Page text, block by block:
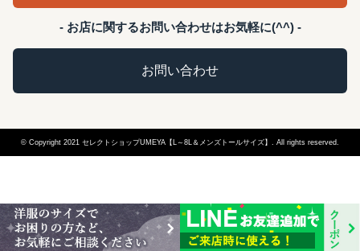
- お店に関するお問い合わせはお気軽に(^^) -
お問い合わせ
© Copyright 2021 セレクトショップUMEYA【L～8L＆メンズトールサイズ】. All rights reserved.